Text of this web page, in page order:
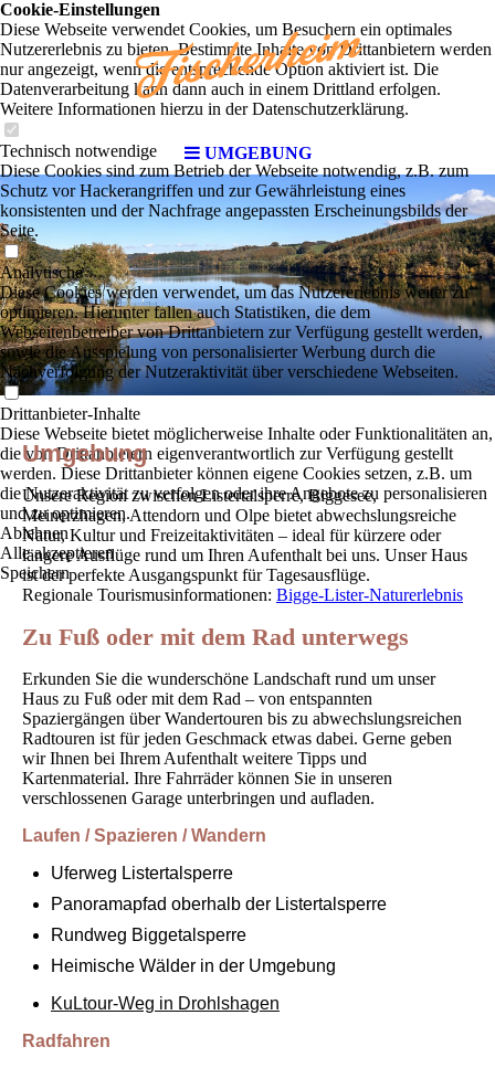
UMGEBUNG
Umgebung
Unsere Region zwischen Listertalsperre, Biggesee,
Meinerzhagen, Attendorn und Olpe bietet abwechslungsreiche
Natur, Kultur und Freizeitaktivitäten – ideal für kürzere oder
längere Ausflüge rund um Ihren Aufenthalt bei uns. Unser Haus
ist der perfekte Ausgangspunkt für Tagesausflüge.
Regionale Tourismusinformationen: Bigge-Lister-Naturerlebnis
Zu Fuß oder mit dem Rad unterwegs
Erkunden Sie die wunderschöne Landschaft rund um unser
Haus zu Fuß oder mit dem Rad – von entspannten
Spaziergängen über Wandertouren bis zu abwechslungsreichen
Radtouren ist für jeden Geschmack etwas dabei. Gerne geben
wir Ihnen bei Ihrem Aufenthalt weitere Tipps und
Kartenmaterial. Ihre Fahrräder können Sie in unseren
verschlossenen Garage unterbringen und aufladen.
Laufen / Spazieren / Wandern
Uferweg Listertalsperre
Panoramapfad oberhalb der Listertalsperre
Rundweg Biggetalsperre
Heimische Wälder in der Umgebung
KuLtour-Weg in Drohlshagen
Radfahren
Cookie-Einstellungen
Diese Webseite verwendet Cookies, um Besuchern ein optimales
Nutzererlebnis zu bieten. Bestimmte Inhalte von Drittanbietern werden
nur angezeigt, wenn die entsprechende Option aktiviert ist. Die
Datenverarbeitung kann dann auch in einem Drittland erfolgen.
Weitere Informationen hierzu in der Datenschutzerklärung.
Technisch notwendige
Diese Cookies sind zum Betrieb der Webseite notwendig, z.B. zum
Schutz vor Hackerangriffen und zur Gewährleistung eines
konsistenten und der Nachfrage angepassten Erscheinungsbilds der
Seite.
Analytische
Diese Cookies werden verwendet, um das Nutzererlebnis weiter zu
optimieren. Hierunter fallen auch Statistiken, die dem
Webseitenbetreiber von Drittanbietern zur Verfügung gestellt werden,
sowie die Ausspielung von personalisierter Werbung durch die
Nachverfolgung der Nutzeraktivität über verschiedene Webseiten.
Drittanbieter-Inhalte
Diese Webseite bietet möglicherweise Inhalte oder Funktionalitäten an,
die von Drittanbietern eigenverantwortlich zur Verfügung gestellt
werden. Diese Drittanbieter können eigene Cookies setzen, z.B. um
die Nutzeraktivität zu verfolgen oder ihre Angebote zu personalisieren
und zu optimieren.
Ablehnen
Alle akzeptieren
Speichern